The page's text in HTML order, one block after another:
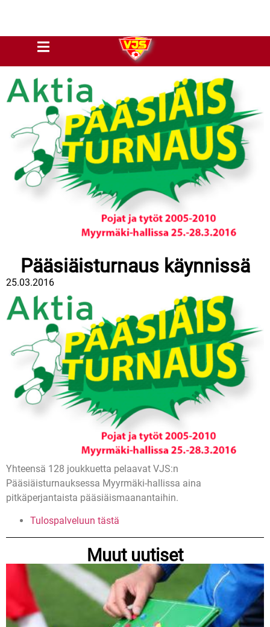
Pääsiäisturnaus käynnissä
25.03.2016
Yhteensä 128 joukkuetta pelaavat VJS:n
Pääsiäisturnauksessa Myyrmäki-hallissa aina
pitkäperjantaista pääsiäismaanantaihin.
Tulospalveluun tästä
Muut uutiset